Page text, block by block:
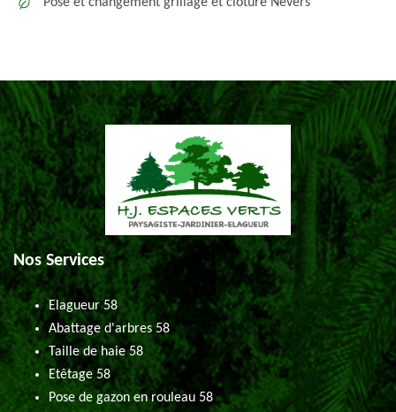
Nos Services
Elagueur 58
Abattage d'arbres 58
Taille de haie 58
Etêtage 58
Pose de gazon en rouleau 58